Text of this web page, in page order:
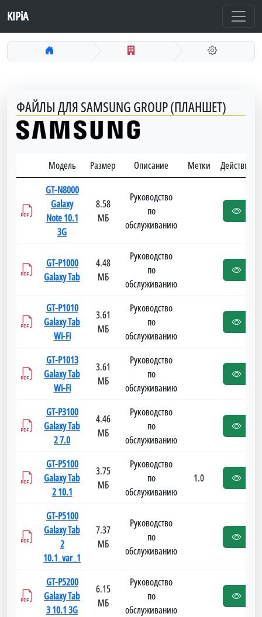
KIPiA
ФАЙЛЫ ДЛЯ SAMSUNG GROUP (ПЛАНШЕТ)
Модель Размер Описание Метки
Действия
GT-N8000
Galaxy
Note 10.1
3G
8.58
МБ
Руководство
по
обслуживанию
GT-P1000
Galaxy Tab
4.48
МБ
Руководство
по
обслуживанию
GT-P1010
Galaxy Tab
Wi-Fi
3.61
МБ
Руководство
по
обслуживанию
GT-P1013
Galaxy Tab
Wi-Fi
3.61
МБ
Руководство
по
обслуживанию
GT-P3100
Galaxy Tab
2 7.0
4.46
МБ
Руководство
по
обслуживанию
GT-P5100
Galaxy Tab
2 10.1
3.75
МБ
Руководство
по
обслуживанию
1.0
GT-P5100
Galaxy Tab
2
10.1_var_1
7.37
МБ
Руководство
по
обслуживанию
GT-P5200
Galaxy Tab
3 10.1 3G
6.15
МБ
Руководство
по
обслуживанию